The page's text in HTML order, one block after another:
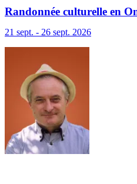
Randonnée culturelle en
21 sept. - 26 sept. 2026